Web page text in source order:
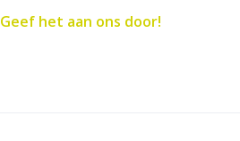
Geef het aan ons door!